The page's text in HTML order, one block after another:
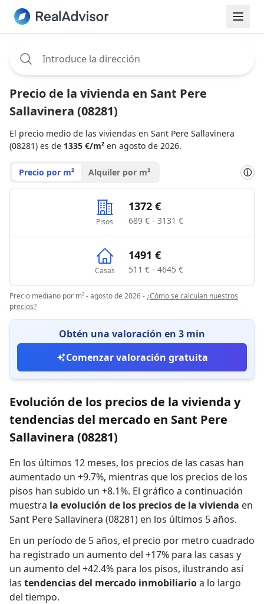
Precio de la vivienda en Sant Pere
Sallavinera (08281)
El precio medio de las viviendas en Sant Pere Sallavinera
(08281) es de 1335 €/m² en agosto de 2026.
Precio por m² Alquiler por m² ⓘ
Pisos
1372 €
689 € - 3131 €
Casas
1491 €
511 € - 4645 €
Precio mediano por m² - agosto de 2026-¿Cómo se calculan nuestros
precios?
Obtén una valoración en 3 min
Comenzar valoración gratuita
Evolución de los precios de la vivienda y
tendencias del mercado en Sant Pere
Sallavinera (08281)
En los últimos 12 meses, los precios de las casas han
aumentado un +9.7%, mientras que los precios de los
pisos han subido un +8.1%. El gráfico a continuación
muestra la evolución de los precios de la vivienda en
Sant Pere Sallavinera (08281) en los últimos 5 años.
En un período de 5 años, el precio por metro cuadrado
ha registrado un aumento del +17% para las casas y
un aumento del +42.4% para los pisos, ilustrando así
las tendencias del mercado inmobiliarioa lo largo
del tiempo.